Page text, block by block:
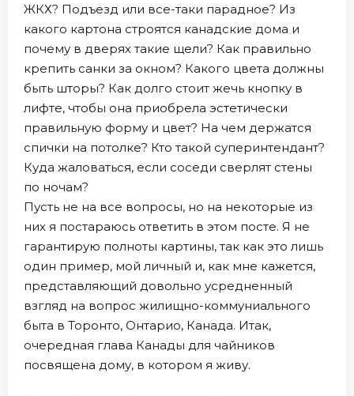
ЖКХ? Подъезд или все-таки парадное? Из
какого картона строятся канадские дома и
почему в дверях такие щели? Как правильно
крепить санки за окном? Какого цвета должны
быть шторы? Как долго стоит жечь кнопку в
лифте, чтобы она приобрела эстетически
правильную форму и цвет? На чем держатся
спички на потолке? Кто такой суперинтендант?
Куда жаловаться, если соседи сверлят стены
по ночам?
Пусть не на все вопросы, но на некоторые из
них я постараюсь ответить в этом посте. Я не
гарантирую полноты картины, так как это лишь
один пример, мой личный и, как мне кажется,
представляющий довольно усредненный
взгляд на вопрос жилищно-коммуниального
быта в Торонто, Онтарио, Канада. Итак,
очередная глава Канады для чайников
посвящена дому, в котором я живу.